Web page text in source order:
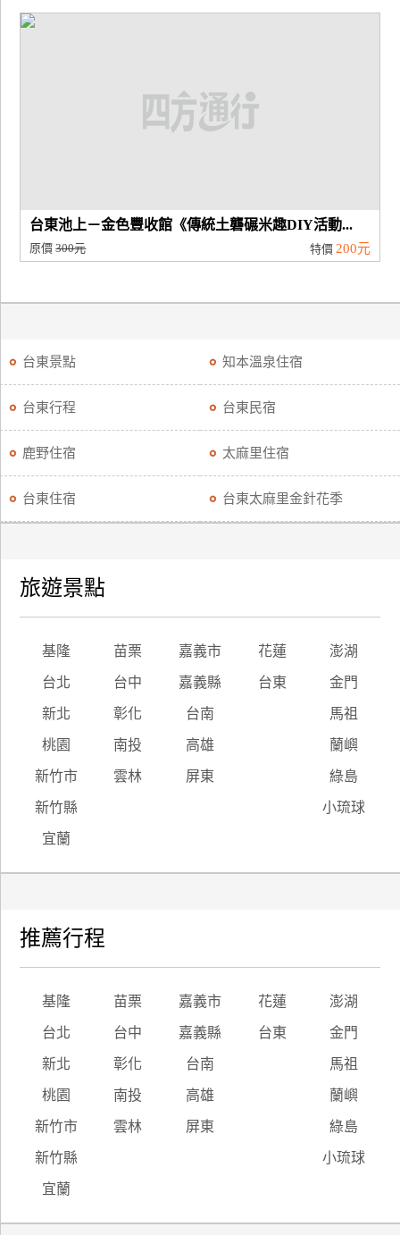
台東池上－金色豐收館《傳統土礱碾米趣DIY活動...
原價300元 特價 200元
台東景點 知本溫泉住宿
台東行程 台東民宿
鹿野住宿 太麻里住宿
台東住宿 台東太麻里金針花季
旅遊景點
基隆 苗栗 嘉義市 花蓮 澎湖
台北 台中 嘉義縣 台東 金門
新北 彰化 台南 馬祖
桃園 南投 高雄 蘭嶼
新竹市 雲林 屏東 綠島
新竹縣 小琉球
宜蘭
推薦行程
基隆 苗栗 嘉義市 花蓮 澎湖
台北 台中 嘉義縣 台東 金門
新北 彰化 台南 馬祖
桃園 南投 高雄 蘭嶼
新竹市 雲林 屏東 綠島
新竹縣 小琉球
宜蘭